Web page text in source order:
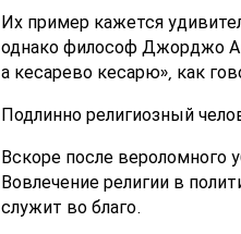
Их пример кажется
однако философ Джорджо
а кесарево кесарю», как
Подлинно религиозный
Вскоре после
Вовлечение религии в
служит во благо.